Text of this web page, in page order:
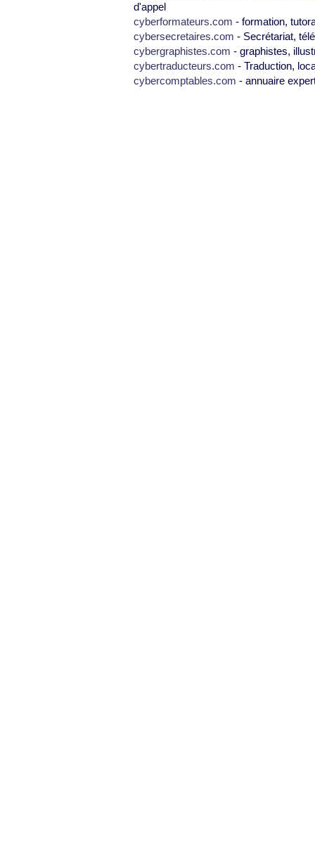
d'appel
cyberformateurs.com - formation,
cybersecretaires.com - Secrétariat,
cybergraphistes.com - graphistes,
cybertraducteurs.com - Traduction,
cybercomptables.com - annuaire